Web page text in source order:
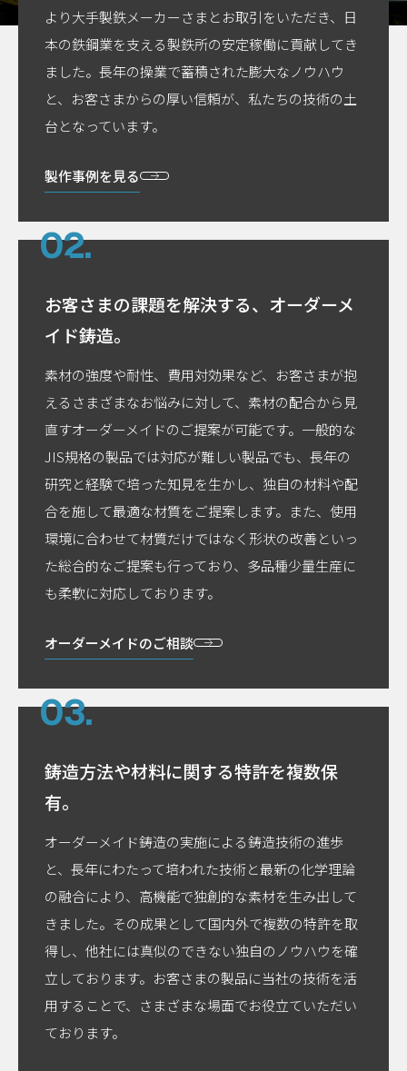
より大手製鉄メーカーさまとお取引をいただき、日
本の鉄鋼業を支える製鉄所の安定稼働に貢献してき
ました。長年の操業で蓄積された膨大なノウハウ
と、お客さまからの厚い信頼が、私たちの技術の土
台となっています。
製作事例を見る
お客さまの課題を解決する、 オーダーメ
イド鋳造。
素材の強度や耐性、費用対効果など、お客さまが抱
えるさまざまなお悩みに対して、素材の配合から見
直すオーダーメイドのご提案が可能です。一般的な
JIS規格の製品では対応が難しい製品でも、長年の
研究と経験で培った知見を生かし、独自の材料や配
合を施して最適な材質をご提案します。また、使用
環境に合わせて材質だけではなく形状の改善といっ
た総合的なご提案も行っており、多品種少量生産に
も柔軟に対応しております。
オーダーメイドのご相談
鋳造方法や材料に関する特許を複数保
有。
オーダーメイド鋳造の実施による鋳造技術の進歩
と、長年にわたって培われた技術と最新の化学理論
の融合により、高機能で独創的な素材を生み出して
きました。その成果として国内外で複数の特許を取
得し、他社には真似のできない独自のノウハウを確
立しております。お客さまの製品に当社の技術を活
用することで、さまざまな場面でお役立ていただい
ております。